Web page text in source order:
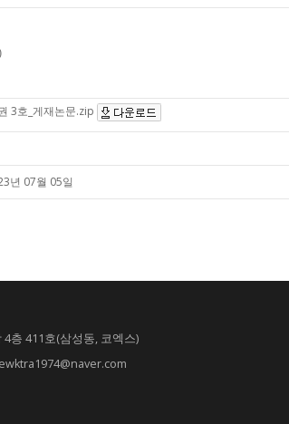
3호_게재논문.zip
년 07월 05일
층 411호(삼성동, 코엑스)